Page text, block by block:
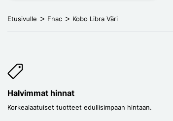
Etusivulle Fnac Kobo Libra Väri
Halvimmat hinnat
Korkealaatuiset tuotteet edullisimpaan hintaan.